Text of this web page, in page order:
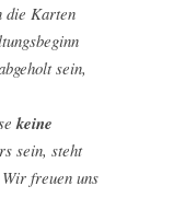
die Karten
sein,
keine
sein, steht
freuen uns